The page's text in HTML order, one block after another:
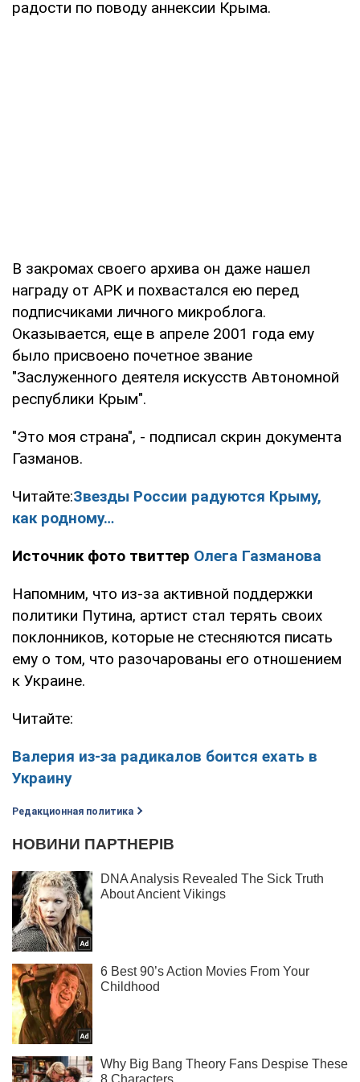
радости по поводу аннексии Крыма.
В закромах своего архива он даже нашел
награду от АРК и похвастался ею перед
подписчиками личного микроблога.
Оказывается, еще в апреле 2001 года ему
было присвоено почетное звание
"Заслуженного деятеля искусств Автономной
республики Крым".
"Это моя страна", - подписал скрин документа
Газманов.
Читайте:Звезды России радуются Крыму,
как родному…
Источник фото твиттер Олега Газманова
Напомним, что из-за активной поддержки
политики Путина, артист стал терять своих
поклонников, которые не стесняются писать
ему о том, что разочарованы его отношением
к Украине.
Читайте:
Валерия из-за радикалов боится ехать в
Украину
Редакционная политика